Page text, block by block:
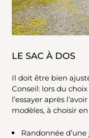
LE SAC À DOS
Il doit être bien
Conseil: lors du
l’essayer après
modèles, à choisir
Randonnée